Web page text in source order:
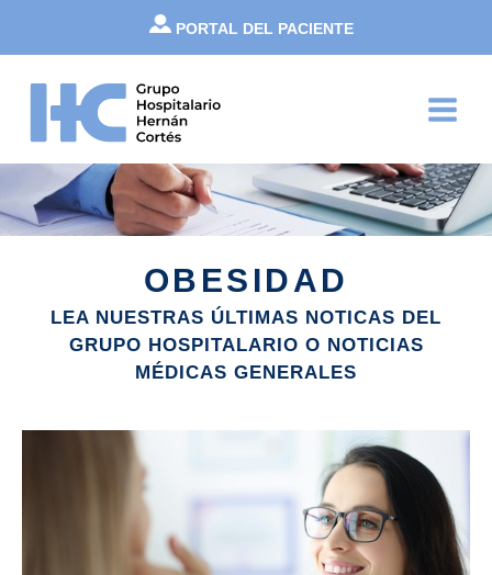
contenido
PORTAL DEL PACIENTE
Menu
OBESIDAD
LEA NUESTRAS ÚLTIMAS NOTICAS DEL
GRUPO HOSPITALARIO O NOTICIAS
MÉDICAS GENERALES